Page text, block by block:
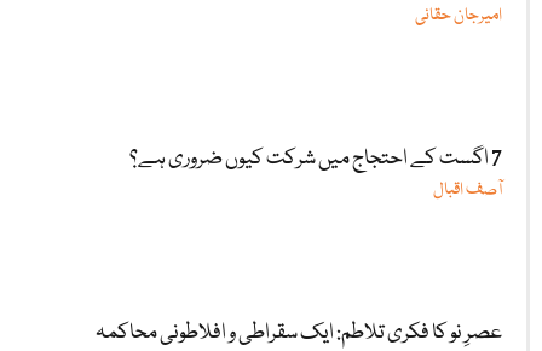
امیرجان حقانی
7 اگست کے احتجاج میں شرکت کیوں ضروری ہے؟
آصف اقبال
عصرِ نو کا فکری تلاطم: ایک سقراطی و افلاطونی محاکمہ